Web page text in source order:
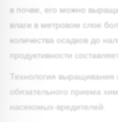
в почве, его можно
влаги в метровом слое
количества осадков до
продуктивности
Технология выращивания
обязательного приема
насекомых-вредителей.